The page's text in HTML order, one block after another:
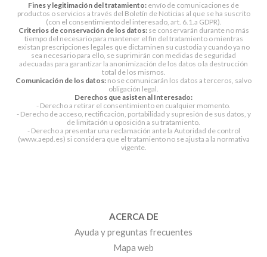
Fines y legitimación del tratamiento: envío de comunicaciones de
productos o servicios a través del Boletín de Noticias al que se ha suscrito
(con el consentimiento del interesado, art. 6.1.a GDPR).
Criterios de conservación de los datos:se conservarán durante no más
tiempo del necesario para mantener el fin del tratamiento o mientras
existan prescripciones legales que dictaminen su custodia y cuando ya no
sea necesario para ello, se suprimirán con medidas de seguridad
adecuadas para garantizar la anonimización de los datos o la destrucción
total de los mismos.
Comunicación de los datos: no se comunicarán los datos a terceros, salvo
obligación legal.
Derechos que asisten al Interesado:
- Derecho a retirar el consentimiento en cualquier momento.
- Derecho de acceso, rectificación, portabilidad y supresión de sus datos, y
de limitación u oposición a su tratamiento.
- Derecho a presentar una reclamación ante la Autoridad de control
(www.aepd.es) si considera que el tratamiento no se ajusta a la normativa
vigente.
ACERCA DE
Ayuda y preguntas frecuentes
Mapa web